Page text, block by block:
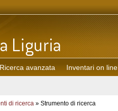
Ricerca avanzata Inventari on line
di ricerca » Strumento di ricerca